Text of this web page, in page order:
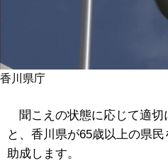
香川県庁
聞こえの状態に応じて適切
と、香川県が65歳以上の県
助成します。